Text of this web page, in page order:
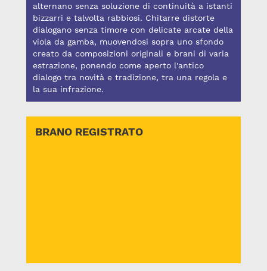
alternano senza soluzione di continuità a istanti
bizzarri e talvolta rabbiosi. Chitarre distorte
dialogano senza timore con delicate arcate della
viola da gamba, muovendosi sopra uno sfondo
creato da composizioni originali e brani di varia
estrazione, ponendo come aperto l'antico
dialogo tra novità e tradizione, tra una regola e
la sua infrazione.
BRANO REGISTRATO